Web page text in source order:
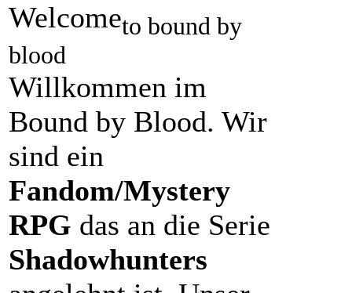
Welcometo bound by
blood
Willkommen im
Bound by Blood. Wir
sind ein
Fandom/Mystery
RPG das an die Serie
Shadowhunters